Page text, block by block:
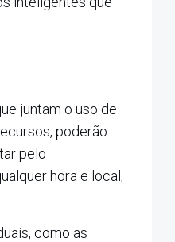
juntam o uso de
poderão
pelo
hora e local,
como as